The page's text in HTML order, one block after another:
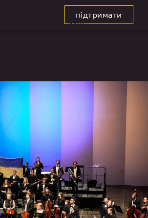
підтримати